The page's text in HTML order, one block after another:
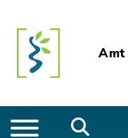
Amt